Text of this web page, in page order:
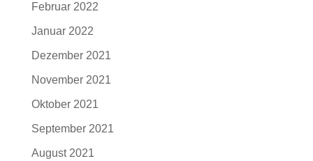
Februar 2022
Januar 2022
Dezember 2021
November 2021
Oktober 2021
September 2021
August 2021